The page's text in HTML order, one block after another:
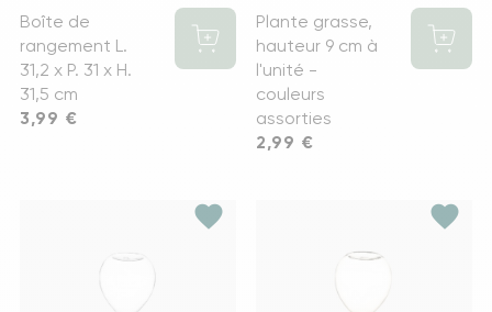
Boîte de
rangement L.
31,2 x P. 31 x H.
31,5 cm
Prix
3,99 €
Plante grasse,
hauteur 9 cm à
l'unité -
couleurs
assorties
Prix
2,99 €
favorite favorite